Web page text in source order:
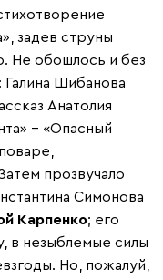
задев струны
Не обошлось и без
Галина Шибанова
Анатолия
– «Опасный
прозвучало
Симонова
Карпенко; его
в незыблемые силы
Но, пожалуй,